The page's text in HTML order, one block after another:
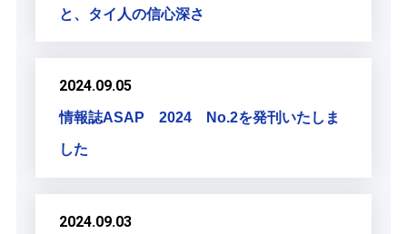
と、タイ人の信心深さ
2024.09.05
情報誌ASAP 2024 No.2を発刊いたしま
した
2024.09.03